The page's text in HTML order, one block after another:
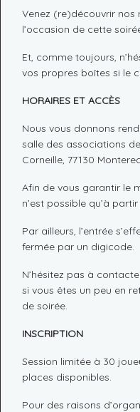
Venez (re)découvrir nos
l’occasion de cette
Et, comme toujours,
vos propres boîtes si le
HORAIRES ET ACCÈS
Nous vous donnons
salle des associations
Corneille, 77130
Afin de vous garantir le
n’est possible qu’à
Par ailleurs, l’entrée
fermée par un digicode.
N’hésitez pas à
si vous êtes un peu en
de soirée.
INSCRIPTION
Session limitée à 30
places disponibles.
Pour des raisons